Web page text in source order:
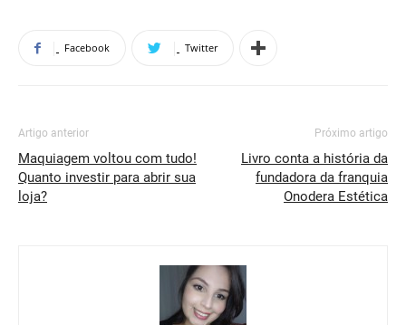
Facebook Twitter
Artigo anterior
Maquiagem voltou com tudo!
Quanto investir para abrir sua
loja?
Próximo artigo
Livro conta a história da
fundadora da franquia
Onodera Estética